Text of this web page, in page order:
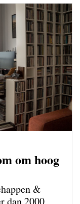
om hoog
&
dan 2000